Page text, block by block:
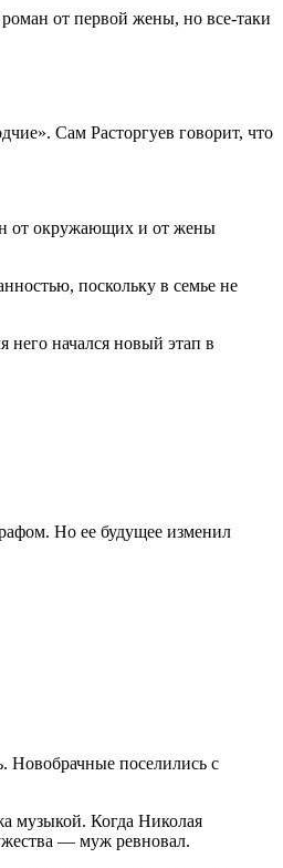
от первой жены, но все-таки
Сам Расторгуев говорит, что
от окружающих и от жены
поскольку в семье не
него начался новый этап в
Но ее будущее изменил
Новобрачные поселились с
музыкой. Когда Николая
— муж ревновал.